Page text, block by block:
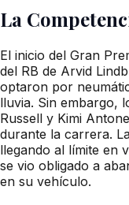
La
El inicio del Gran
del RB de Arvid
optaron por
lluvia. Sin embargo,
Russell y Kimi
durante la carrera.
llegando al límite en
se vio obligado a
en su vehículo.